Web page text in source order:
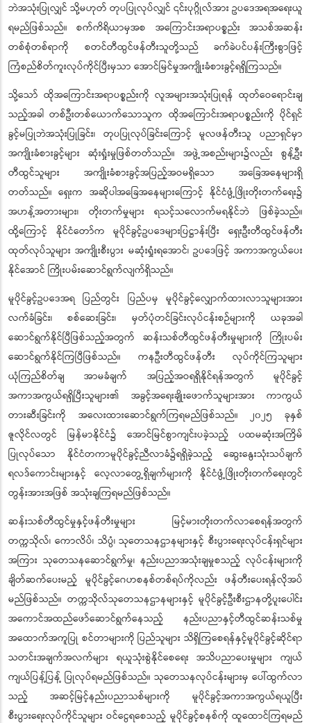
ဘဲအသုံးပြုလျှင် သို့မဟုတ် တုပပြုလုပ်လျှင် ၎င်းပုဂ္ဂိုလ်အား ဥပဒေအရအရေးယူ
ရမည်ဖြစ်သည်။ စက်ကိရိယာမှအစ အကြောင်းအရာပစ္စည်း အသစ်အဆန်း
တစ်စုံတစ်ရာကို စတင်တီထွင်ဖန်တီးသူတို့သည် ခက်ခဲပင်ပန်းကြီးစွာဖြင့်
ကြံစည်စိတ်ကူးလုပ်ကိုင်ပြီးမှသာ အောင်မြင်မှုအကျိုးခံစားခွင့်ရရှိကြသည်။
သို့သော် ထိုအကြောင်းအရာပစ္စည်းကို လူအများအသုံးပြုရန် ထုတ်ဝေရောင်းချ
သည့်အခါ တစ်ဦးတစ်ယောက်သောသူက ထိုအကြောင်းအရာပစ္စည်းကို ပိုင်ရှင်
ခွင့်မပြုဘဲအသုံးပြုခြင်း၊ တုပပြုလုပ်ခြင်းကြောင့် မူလဖန်တီးသူ ပညာရှင်မှာ
အကျိုးခံစားခွင့်များ ဆုံးရှုံးမှုဖြစ်တတ်သည်။ အဖွဲ့အစည်းများ၌လည်း စွန့်ဦး
တီထွင်သူများ အကျိုးခံစားခွင့်အပြည့်အဝမရှိသော အခြေအနေများရှိ
တတ်သည်။ ရှေးက အဆိုပါအခြေအနေများကြောင့် နိုင်ငံဖွံ့ဖြိုးတိုးတက်ရေး၌
အဟန့်အတားများ၊ တိုးတက်မှုများ ရသင့်သလောက်မရနိုင်ဘဲ ဖြစ်ခဲ့သည်။
ထို့ကြောင့် နိုင်ငံတော်က မူပိုင်ခွင့်ဥပဒေများပြဋ္ဌာန်းပြီး ရှေးဦးတီထွင်ဖန်တီး
ထုတ်လုပ်သူများ အကျိုးစီးပွား မဆုံးရှုံးရအောင်၊ ဥပဒေဖြင့် အကာအကွယ်ပေး
နိုင်အောင် ကြိုးပမ်းဆောင်ရွက်လျက်ရှိသည်။
မူပိုင်ခွင့်ဥပဒေအရ ပြည်တွင်း ပြည်ပမှ မူပိုင်ခွင့်လျှောက်ထားလာသူများအား
လက်ခံခြင်း၊ စစ်ဆေးခြင်း၊ မှတ်ပုံတင်ခြင်းလုပ်ငန်းစဉ်များကို ယခုအခါ
ဆောင်ရွက်နိုင်ပြီဖြစ်သည့်အတွက် ဆန်းသစ်တီထွင်ဖန်တီးမှုများကို ကြိုးပမ်း
ဆောင်ရွက်နိုင်ကြပြီဖြစ်သည်။ ကနဦးတီထွင်ဖန်တီး လုပ်ကိုင်ကြသူများ
ယုံကြည်စိတ်ချ အာမခံချက် အပြည့်အဝရရှိနိုင်ရန်အတွက် မူပိုင်ခွင့်
အကာအကွယ်ရရှိပြီးသူများ၏ အခွင့်အရေးချိုးဖောက်သူများအား ကာကွယ်
တားဆီးခြင်းကို အလေးထားဆောင်ရွက်ကြရမည်ဖြစ်သည်။ ၂၀၂၅ ခုနှစ်
ဇူလိုင်လတွင် မြန်မာနိုင်ငံ၌ အောင်မြင်စွာကျင်းပခဲ့သည့် ပထမဆုံးအကြိမ်
ပြုလုပ်သော နိုင်ငံတကာမူပိုင်ခွင့်ညီလာခံ၌ရရှိခဲ့သည့် ဆွေးနွေးသုံးသပ်ချက်
ရလဒ်ကောင်းများနှင့် လေ့လာတွေ့ရှိချက်များကို နိုင်ငံဖွံ့ဖြိုးတိုးတက်ရေးတွင်
တွန်းအားအဖြစ် အသုံးချကြရမည်ဖြစ်သည်။
ဆန်းသစ်တီထွင်မှုနှင့်ဖန်တီးမှုများ မြင့်မားတိုးတက်လာစေရန်အတွက်
တက္ကသိုလ်၊ ကောလိပ်၊ သိပ္ပံ၊ သုတေသနဌာနများနှင့် စီးပွားရေးလုပ်ငန်းရှင်များ
အကြား သုတေသနဆောင်ရွက်မှု၊ နည်းပညာအသုံးချမှုစသည့် လုပ်ငန်းများကို
ချိတ်ဆက်ပေးမည့် မူပိုင်ခွင့်ဂေဟစနစ်တစ်ရပ်ကိုလည်း ဖန်တီးပေးရန်လိုအပ်
မည်ဖြစ်သည်။ တက္ကသိုလ်သုတေသနဌာနများနှင့် မူပိုင်ခွင့်ဦးစီးဌာနတို့ပူးပေါင်း
အကောင်အထည်ဖော်ဆောင်ရွက်နေသည့် နည်းပညာနှင့်တီထွင်ဆန်းသစ်မှု
အထောက်အကူပြု စင်တာများကို ပြည်သူများ သိရှိကြစေရန်နှင့်မူပိုင်ခွင့်ဆိုင်ရာ
သတင်းအချက်အလက်များ ရယူသုံးစွဲနိုင်စေရေး အသိပညာပေးမှုများ ကျယ်
ကျယ်ပြန့်ပြန့် ပြုလုပ်ရမည်ဖြစ်သည်။ သုတေသနလုပ်ငန်းများမှ ပေါ်ထွက်လာ
သည့် အဆင့်မြင့်နည်းပညာသစ်များကို မူပိုင်ခွင့်အကာအကွယ်ရယူပြီး
စီးပွားရေးလုပ်ကိုင်သူများ ဝင်ငွေရစေသည့် မူပိုင်ခွင့်စနစ်ကို ထူထောင်ကြရမည်